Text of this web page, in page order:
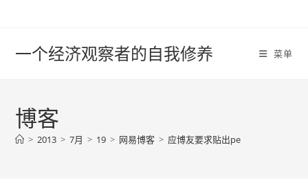
一个经济观察者的自我修养 菜单
博客
> 2013 > 7月 > 19 > 网易博客 > 应博友要求贴出pe